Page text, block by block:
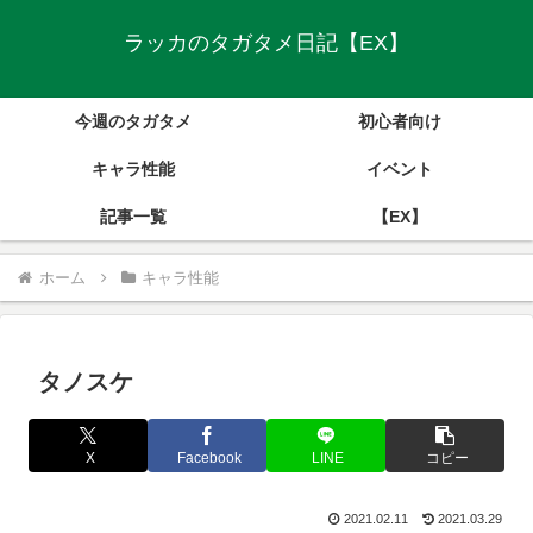
ラッカのタガタメ日記【EX】
今週のタガタメ 初心者向け
キャラ性能 イベント
記事一覧 【EX】
ホーム キャラ性能
タノスケ
X Facebook LINE コピー
2021.02.11 2021.03.29